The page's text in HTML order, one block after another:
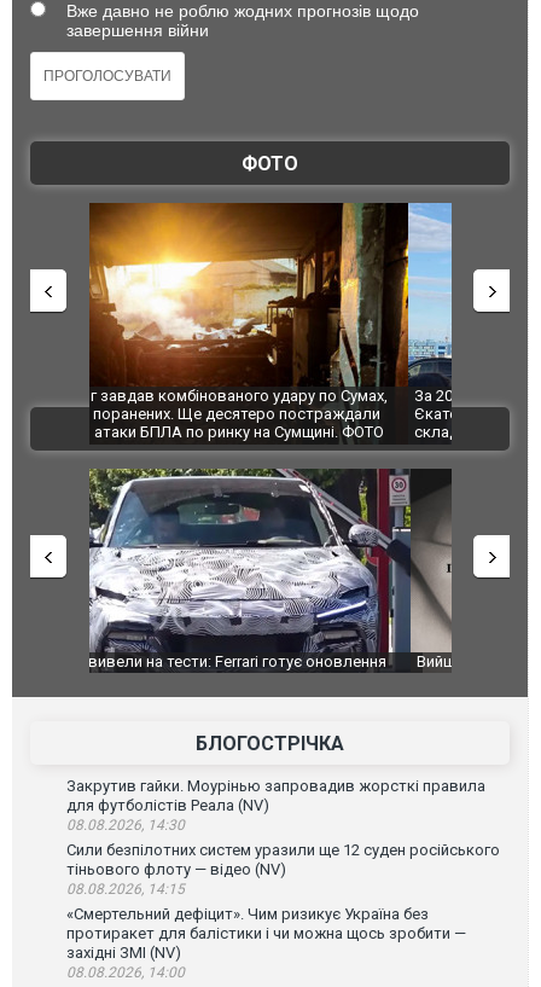
Вже давно не роблю жодних прогнозів щодо
завершення війни
ФОТО
За 2000 кілометрів від кордону з Україною: в
Єкатеринбурзі після атаки дронів загорівся
склад Wildberries. ФОТО. ВІДЕО
"Мої
ВІДЕО
Вийшов трейлер нової екранізації легендарного
БЛОГОСТРІЧКА
Закрутив гайки. Моурінью запровадив жорсткі правила
для футболістів Реала (NV)
08.08.2026, 14:30
Сили безпілотних систем уразили ще 12 суден російського
тіньового флоту — відео (NV)
08.08.2026, 14:15
«Смертельний дефіцит». Чим ризикує Україна без
протиракет для балістики і чи можна щось зробити —
західні ЗМІ (NV)
08.08.2026, 14:00